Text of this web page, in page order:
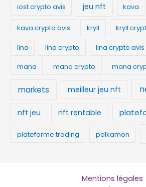
iost crypto avis jeu nft kava
kava crypto avis kryll kryll
lina lina crypto lina crypto avis
mana
mana crypto mana
markets meilleur jeu nft
nft jeu nft rentable
plateforme trading polkamon
Mentions légales